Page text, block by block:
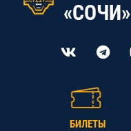
«СОЧИ»
БИЛЕТЫ